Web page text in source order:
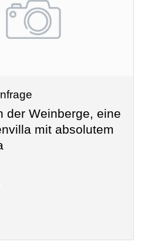
der Weinberge, eine
mit absolutem